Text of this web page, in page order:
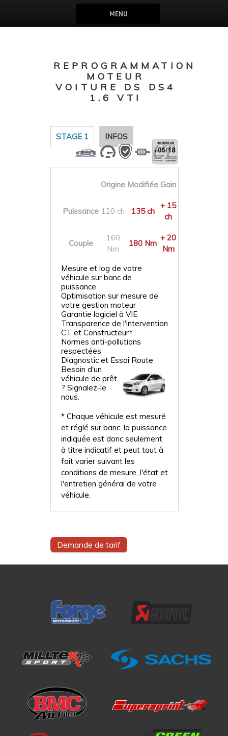
MENU
REPROGRAMMATION
MOTEUR
VOITURE DS DS4
1.6 VTI
STAGE 1 INFOS
Origine Modifiée Gain
Puissance 120 ch 135 ch
+ 15
ch
Couple
160
Nm
180 Nm
+ 20
Nm
Mesure et log de votre
véhicule sur banc de
puissance
Optimisation sur mesure de
votre gestion moteur
Garantie logiciel à VIE
Transparence de l'intervention
CT et Constructeur*
Normes anti-pollutions
respectées
Diagnostic et Essai Route
Besoin d'un
véhicule de prêt
? Signalez-le
nous.
* Chaque véhicule est mesuré
et réglé sur banc, la puissance
indiquée est donc seulement
à titre indicatif et peut tout à
fait varier suivant les
conditions de mesure, l'état et
l'entretien général de votre
véhicule.
Demande de tarif